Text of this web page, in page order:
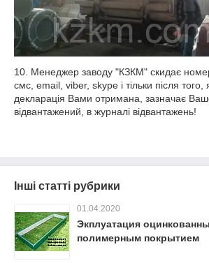
10. Менеджер заводу "КЗКМ" скидає
смс, email, viber, skype і тільки після
декларація Вами отримана, зазначає
відвантажений, в журналі відвантажень!
Інші статті рубрики
01.04.2020
Экплуатация
полимерным покрытием